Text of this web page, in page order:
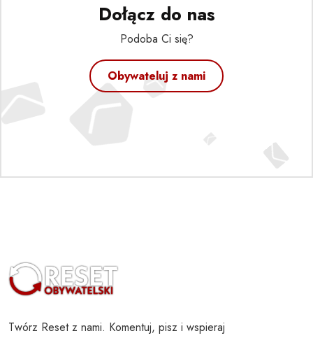
Dołącz do nas
Podoba Ci się?
Obywateluj z nami
Twórz Reset z nami. Komentuj, pisz i wspieraj